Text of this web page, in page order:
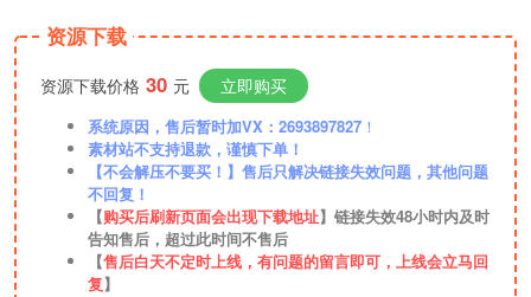
资源下载
资源下载价格 30 元 立即购买
系统原因，售后暂时加VX：2693897827 ！
素材站不支持退款，谨慎下单！
【不会解压不要买！】售后只解决链接失效问题，其他问题
不回复！
【购买后刷新页面会出现下载地址】链接失效48小时内及时
告知售后，超过此时间不售后
【售后白天不定时上线，有问题的留言即可，上线会立马回
复】